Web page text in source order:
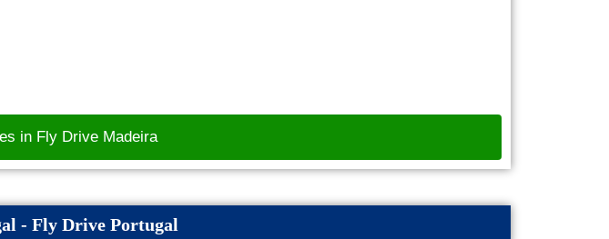
in Fly Drive Madeira
- Fly Drive Portugal